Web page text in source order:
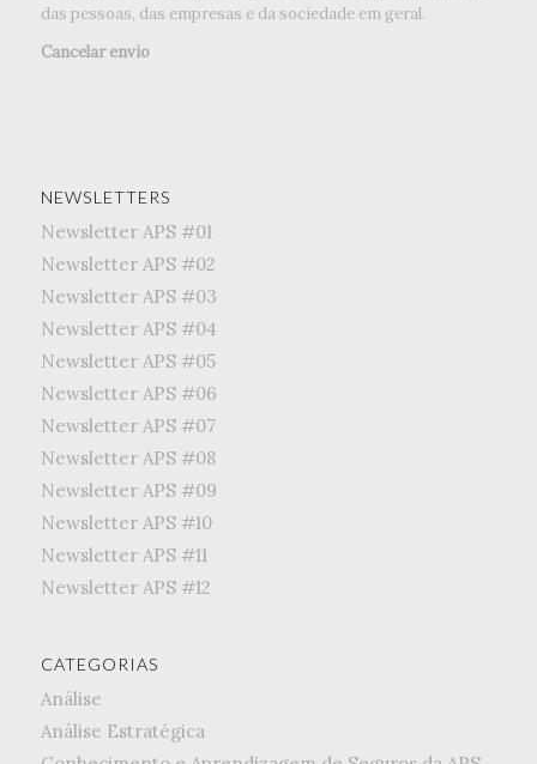
das pessoas, das empresas e da sociedade em geral.
Cancelar envio
NEWSLETTERS
Newsletter APS #01
Newsletter APS #02
Newsletter APS #03
Newsletter APS #04
Newsletter APS #05
Newsletter APS #06
Newsletter APS #07
Newsletter APS #08
Newsletter APS #09
Newsletter APS #10
Newsletter APS #11
Newsletter APS #12
CATEGORIAS
Análise
Análise Estratégica